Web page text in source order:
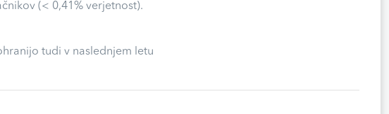
(< 0,41% verjetnost).
tudi v naslednjem letu